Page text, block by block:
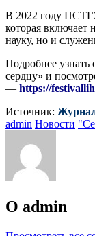
В 2022 году ПСТГУ
которая включает
науку, но и
Подробнее узнать
сердцу» и
— https://
Источник:
admin Новости
О admin